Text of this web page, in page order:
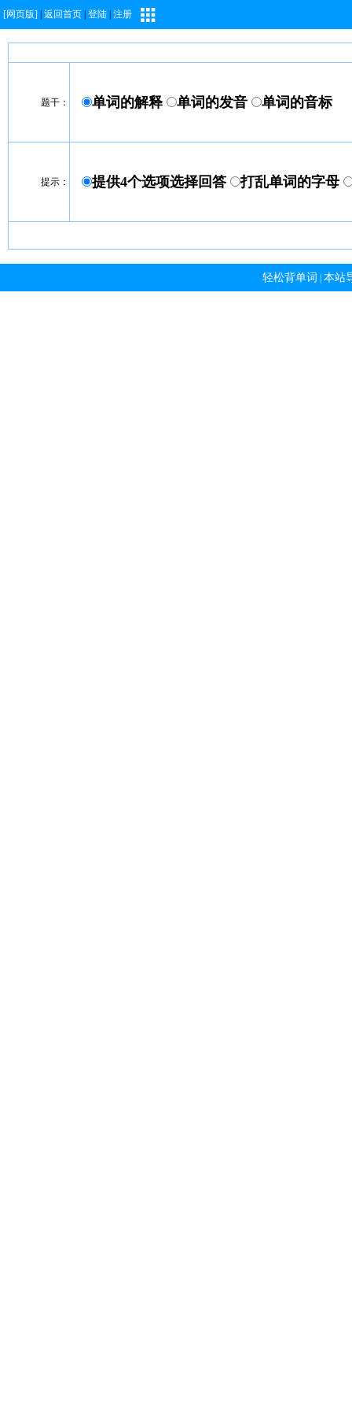
[网页版] 返回首页 登陆 注册
题干： 单词的解释 单词的发音 单词的音标
提示： 提供4个选项选择回答 打乱单词的字母
轻松背单词 本站